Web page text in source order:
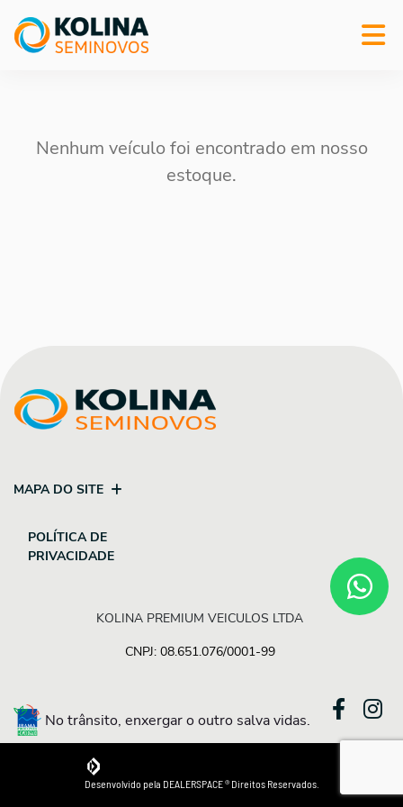
Nenhum veículo foi encontrado em nosso
estoque.
MAPA DO SITE
POLÍTICA DE
PRIVACIDADE
KOLINA PREMIUM VEICULOS LTDA
CNPJ: 08.651.076/0001-99
No trânsito, enxergar o outro salva vidas.
Desenvolvido pela DEALERSPACE ® Direitos Reservados.